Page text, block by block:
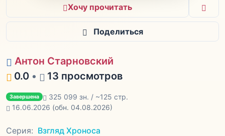
Хочу прочитать
Поделиться
Антон Старновский
0.0 • 13 просмотров
Завершена
325 099 зн. / ~125 стр.
16.06.2026 (обн. 04.08.2026)
Серия: Взгляд Хроноса